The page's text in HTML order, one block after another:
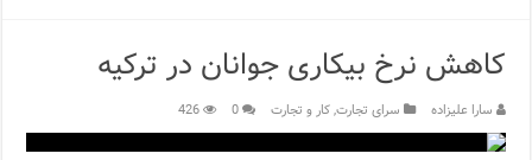
کاهش نرخ بیکاری جوانان در ترکیه
سارا علیزاده سرای تجارت,کار و تجارت 0
426